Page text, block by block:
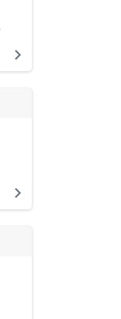
navigate_next
navigate_next